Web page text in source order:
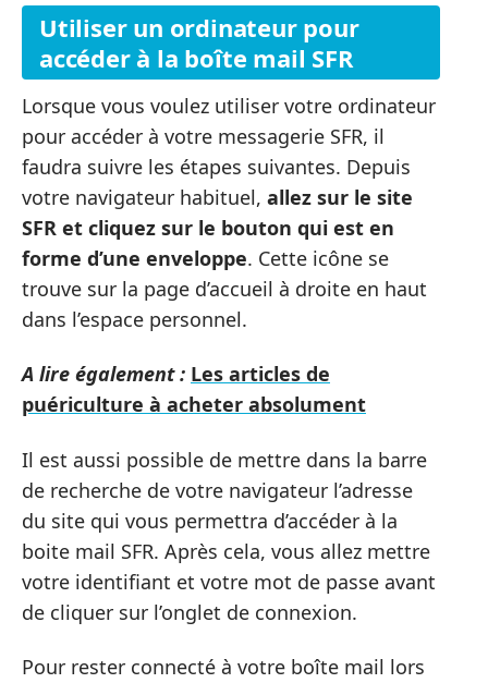
Utiliser un ordinateur pour
accéder à la boîte mail SFR
Lorsque vous voulez utiliser votre ordinateur
pour accéder à votre messagerie SFR, il
faudra suivre les étapes suivantes. Depuis
votre navigateur habituel, allez sur le site
SFR et cliquez sur le bouton qui est en
forme d’une enveloppe. Cette icône se
trouve sur la page d’accueil à droite en haut
dans l’espace personnel.
A lire également : Les articles de
puériculture à acheter absolument
Il est aussi possible de mettre dans la barre
de recherche de votre navigateur l’adresse
du site qui vous permettra d’accéder à la
boite mail SFR. Après cela, vous allez mettre
votre identifiant et votre mot de passe avant
de cliquer sur l’onglet de connexion.
Pour rester connecté à votre boîte mail lors